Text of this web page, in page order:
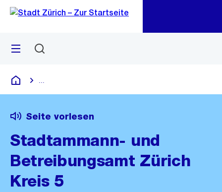
Navigation
Sprunglink
Menü
Deutsch
Seite vorlesen
Stadtammann- und
Betreibungsamt Zürich
Kreis 5